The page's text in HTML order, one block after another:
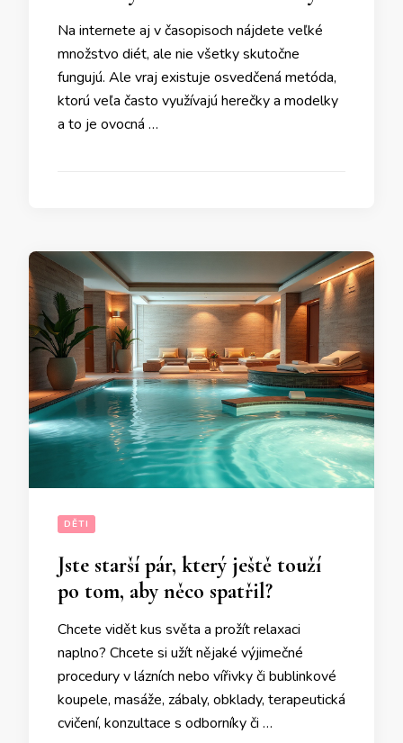
Na internete aj v časopisoch nájdete veľké
množstvo diét, ale nie všetky skutočne
fungujú. Ale vraj existuje osvedčená metóda,
ktorú veľa často využívajú herečky a modelky
a to je ovocná …
DĚTI
Jste starší pár, který ještě touží
po tom, aby něco spatřil?
Chcete vidět kus světa a prožít relaxaci
naplno? Chcete si užít nějaké výjimečné
procedury v lázních nebo vířivky či bublinkové
koupele, masáže, zábaly, obklady, terapeutická
cvičení, konzultace s odborníky či …